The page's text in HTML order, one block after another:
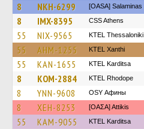
8 NKH-6299 [OASA] Salaminas
8 IMX-8395 CSS Athens
55 NIX-9565 KTEL Thessaloniki
55 AHM-1255 KTEL Xanthi
55 KAN-1655 ΚΤΕL Karditsa
8 KOM-2884 KTEL Rhodope
8 YNN-9608 OSY Афины
8 XEH-8253 [ΟΑΣΑ] Αttikis
55 KAM-9055 ΚΤΕL Karditsa